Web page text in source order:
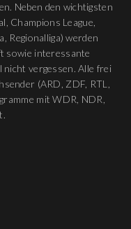
Neben den wichtigsten
Champions League,
Regionalliga) werden
sowie interessante
vergessen. Alle frei
(ARD, ZDF, RTL,
mit WDR, NDR,